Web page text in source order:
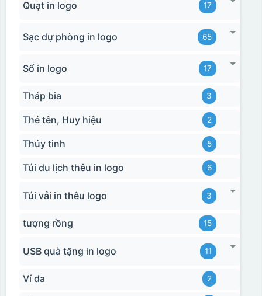
Quạt in logo 17
Sạc dự phòng in logo 65
Sổ in logo 17
Tháp bia 3
Thẻ tên, Huy hiệu 2
Thủy tinh 5
Túi du lịch thêu in logo 6
Túi vải in thêu logo 3
tượng rồng 15
USB quà tặng in logo 11
Ví da 2